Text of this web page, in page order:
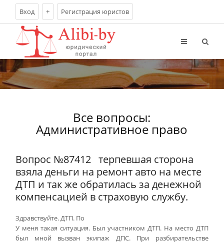
Вход + Регистрация юристов
Все вопросы:
Административное право
Вопрос №87412 терпевшая сторона
взяла деньги на ремонт авто на месте
ДТП и так же обратилась за денежной
компенсацией в страховую службу.
Здравствуйте. ДТП. По
У меня такая ситуация. Был участником ДТП. На место ДТП
был мной вызван экипаж ДПС. При разбирательстве